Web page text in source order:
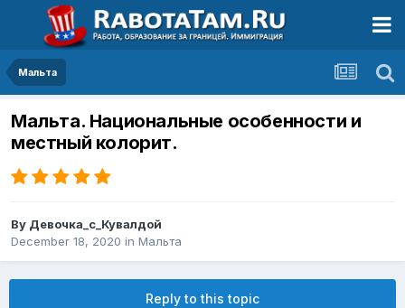
Мальта
Мальта. Национальные особенности и
местный колорит.
By Девочка_с_Кувалдой
December 18, 2020 in Мальта
Reply to this topic